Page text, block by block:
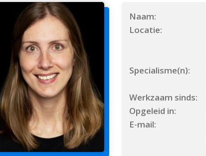
Naam:
Locatie:
Specialisme(n):
Werkzaam sinds:
Opgeleid in:
E-mail: